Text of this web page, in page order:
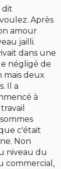
dit
Après
amour
jailli.
dans une
négligé de
mais deux
Il a
à
c'était
Non
niveau du
commercial,